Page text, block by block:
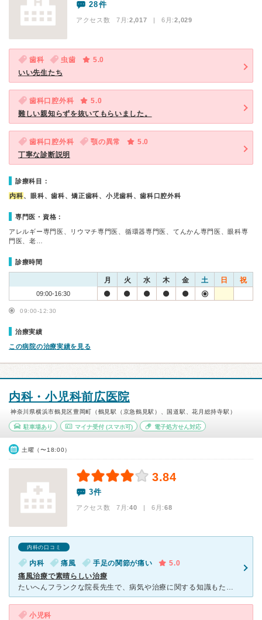
28件
アクセス数 7月:2,017 | 6月:2,029
歯科 虫歯
5.0
いい先生たち
歯科口腔外科
5.0
難しい親知らずを抜いてもらいました。
歯科口腔外科 顎の異常
5.0
丁寧な診断説明
診療科目：
内科、眼科、歯科、矯正歯科、小児歯科、歯科口腔外科
専門医・資格：
アレルギー専門医、リウマチ専門医、循環器専門医、てんかん専門医、眼科専
門医、老…
診療時間
月 火 水 木 金 土 日 祝
09:00-16:30
09:00-12:30
治療実績
この病院の治療実績を見る
内科・小児科前広医院
神奈川県横浜市鶴見区豊岡町（鶴見駅（京急鶴見駅）、国道駅、花月総持寺駅）
駐車場あり マイナ受付(スマホ可) 電子処方せん対応
土曜（〜18:00）
3.84
3件
アクセス数 7月:40 | 6月:68
内科の口コミ
内科 痛風 手足の関節が痛い
5.0
痛風治療で素晴らしい治療
たいへんフランクな院長先生で、病気や治療に関する知識もたいへん深いものがあります。 とくに痛風治療では、たいへん適切な投薬してくださり、血液検査での尿酸の値は正常値になりました。とりわけ、コレストロ
小児科